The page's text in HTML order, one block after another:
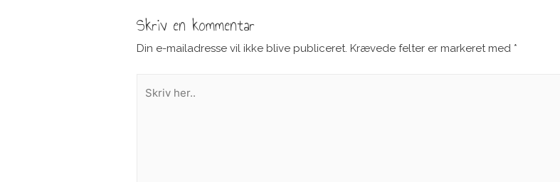
Skriv en kommentar
Din e-mailadresse vil ikke blive publiceret. Krævede felter er markeret med *